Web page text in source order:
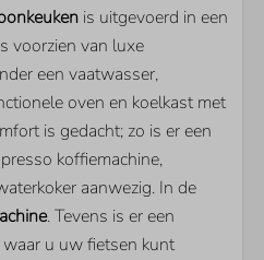
3
is uitgevoerd in een
voorzien van luxe
een vaatwasser,
oven en koelkast met
is gedacht; zo is er een
koffiemachine,
aanwezig. In de
. Tevens is er een
u uw fietsen kunt